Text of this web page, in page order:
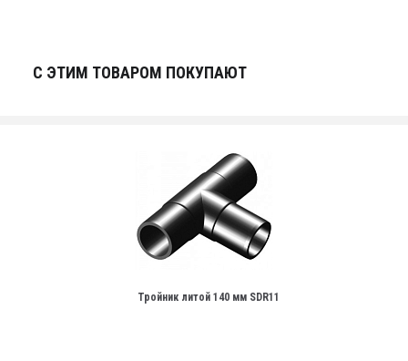
С ЭТИМ ТОВАРОМ ПОКУПАЮТ
Тройник литой 140 мм SDR11